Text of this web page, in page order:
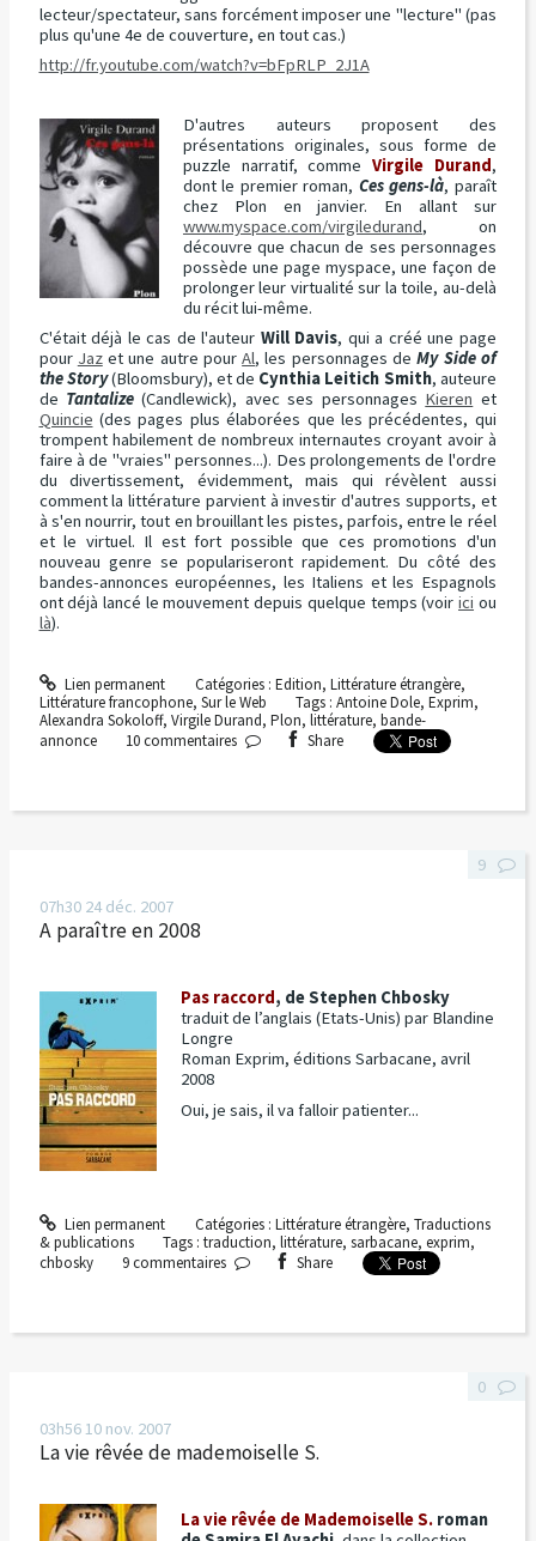
lecteur/spectateur, sans forcément imposer une "lecture" (pas
plus qu'une 4e de couverture, en tout cas.)
http://fr.youtube.com/watch?v=bFpRLP_2J1A
D'autres auteurs proposent des
présentations originales, sous forme de
puzzle narratif, commeVirgile Durand,
dont le premier roman, Ces gens-là, paraît
chez Plon en janvier. En allant sur
www.myspace.com/virgiledurand, on
découvre que chacun de ses personnages
possède une page myspace, une façon de
prolonger leur virtualité sur la toile, au-delà
du récit lui-même.
C'était déjà le cas de l'auteur Will Davis, qui a créé une page
pour Jazet une autre pourAl, les personnages deMy Side of
the Story(Bloomsbury), et de Cynthia Leitich Smith, auteure
de Tantalize(Candlewick), avec ses personnages Kieren et
Quincie (des pages plus élaborées que les précédentes, qui
trompent habilement de nombreux internautes croyant avoir à
faire à de "vraies" personnes...). Des prolongements de l'ordre
du divertissement, évidemment, mais qui révèlent aussi
comment la littérature parvient à investir d'autres supports, et
à s'en nourrir, tout en brouillant les pistes, parfois, entre le réel
et le virtuel. Il est fort possible que ces promotions d'un
nouveau genre se populariseront rapidement. Du côté des
bandes-annonces européennes, les Italiens et les Espagnols
ont déjà lancé le mouvement depuis quelque temps (voirici ou
là).
Lien permanent Catégories : Edition, Littérature étrangère,
Littérature francophone, Sur le Web Tags :Antoine Dole,Exprim,
Alexandra Sokoloff, Virgile Durand, Plon, littérature, bande-
annonce
10commentaires Share
07h30 24 déc. 2007
A paraître en 2008
Pas raccord, de Stephen Chbosky
traduit de l’anglais (Etats-Unis) par Blandine
Longre
Roman Exprim, éditions Sarbacane, avril
2008
Oui, je sais, il va falloir patienter...
Lien permanent Catégories : Littérature étrangère, Traductions
& publications
Tags :traduction,littérature,sarbacane,exprim,
chbosky
9
9commentaires Share
03h5610 nov. 2007
La vie rêvée de mademoiselle S.
La vie rêvée de Mademoiselle S.roman
0